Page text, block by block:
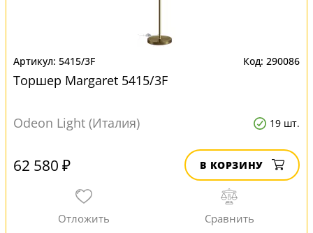
5415/3F 290086
Торшер Margaret 5415/3F
Odeon Light (Италия) 19 шт.
62 580 ₽ В КОРЗИНУ